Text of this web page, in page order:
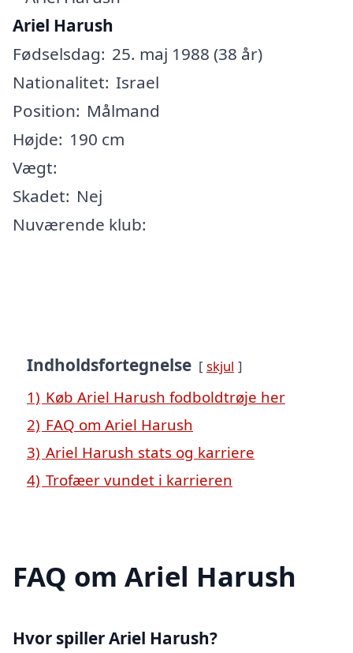
Ariel Harush
Fødselsdag: 25. maj 1988 (38 år)
Nationalitet: Israel
Position: Målmand
Højde: 190 cm
Vægt:
Skadet: Nej
Nuværende klub:
Indholdsfortegnelse skjul
1) Køb Ariel Harush fodboldtrøje her
2) FAQ om Ariel Harush
3) Ariel Harush stats og karriere
4) Trofæer vundet i karrieren
FAQ om Ariel Harush
Hvor spiller Ariel Harush?